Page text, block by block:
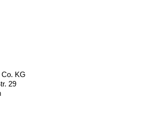
KG
29